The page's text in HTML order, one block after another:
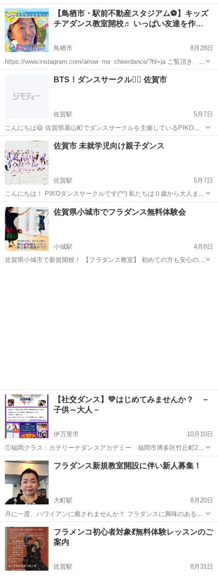
https://www.hulamahina.com/about-1 ---------- ゆめりあ 三日月保険福祉
センター にて新規クラス開設！ 【Hāl...
佐賀 小城市 小城駅 フラダンス Hula
【鳥栖市・駅前不動産スタジアム⚽】キッズ
チアダンス教室開校♬ いっぱい友達を作…
鳥栖市
8月28日
https://www.instagram.com/arrow_me_cheerdance/?hl=ja ご覧頂き、あ
りがとうございます。 アローミーチアダンススクールです💘 9月7日
（水）より、佐賀県鳥栖市...
ダンス キッズチアダンス
BTS！ダンスサークル🙆‍♀️ 佐賀市
佐賀駅
5月7日
こんにちは😃 佐賀県基山町でダンスサークルを主催しているPIKOと
いいます😆 佐賀市内にてBTSのコピーダンスをしています🙆‍♀️🌟 現在
はdynamiteを習得中！😆 今後kpop以外もする可能性あります。 ...
佐賀 佐賀市 佐賀駅 ダンス サークル
佐賀市 未就学児向け親子ダンス
佐賀駅
5月7日
こんにちは！ PIKOダンスサークルです(^^) 私たちは０歳から大人まで
のメンバーで活動しているダンスサークルです！ この度、幼児クラス
の新規メンバーを募集することになりました😊😊 対象年齢は３歳から
就学前までのお子さんで...
佐賀 佐賀市 佐賀駅 ダンス サークル
佐賀県小城市でフラダンス無料体験会
小城駅
4月8日
佐賀県小城市で新規開校！ 【フラダンス教室】 初めての方も安心の新
【社交ダンス】💛はじめてみませんか？ －
子供～大人－
伊万里市
10月10日
①福岡クラス：カテリーナダンスアカデミー 福岡市博多区竹丘町2-4-
30 2F ②佐世保クラス：スタジオKO-ON 佐世保市大和町111-3 2F ③
出張クラス：現在は上記①②クラスですが、出張クラスご相談くださ
い。 ...
佐賀 伊万里市 社交ダンス
フラダンス新規教室開設に伴い新人募集！
大町駅
8月20日
月に一度、ハワイアンに癒されませんか？ フラダンスに興味のある方
ならどなたでも大歓迎！ お子様からご年配の方までどしどしご参加下
さい 親切、丁寧にご指導いたします。 見学、体験レッスン随時受付中
です。 ...
佐賀 杵島郡 フラダンス ハワイアン
フラメンコ初心者対象💃無料体験レッスンのご
案内
佐賀駅 8月31日